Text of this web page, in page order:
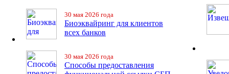
30 мая 2026 года
Биоэквайринг для клиентов
всех банков
30 мая 2026 года
Способы предоставления